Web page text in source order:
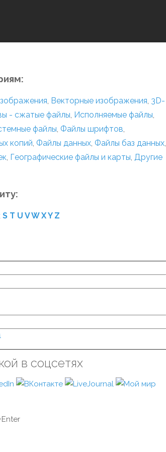
, Векторные изображения, 3D-
- сжатые файлы, Исполняемые файлы,
файлы, Файлы шрифтов,
копий, Файлы данных, Файлы баз данных,
, Географические файлы и карты, Другие
S T U VW XY Z
в соцсетях